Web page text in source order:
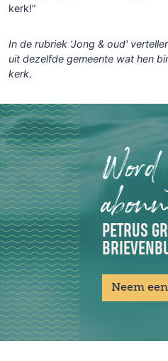
kerk!”
In de rubriek 'Jong & oud'
uit dezelfde gemeente wat hen
kerk.
PETRUS
Neem